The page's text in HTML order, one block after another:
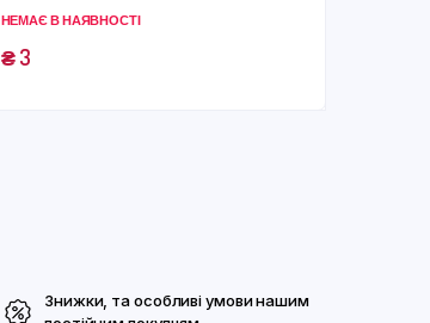
НЕМАЄ В НАЯВНОСТІ
₴3
Знижки, та особливі умови нашим